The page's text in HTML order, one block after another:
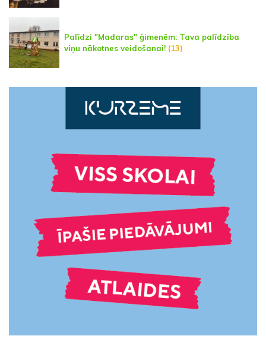
Palīdzi "Madaras" ģimenēm: Tava palīdzība
viņu nākotnes veidošanai! (13)